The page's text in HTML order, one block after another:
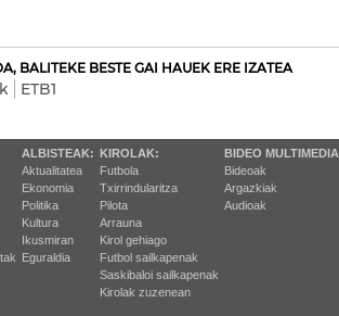
BALITEKE BESTE GAI HAUEK ERE IZATEA
ETB1
ALBISTEAK:
Aktualitatea
Ekonomia
Politika
Kultura
Ikusmiran
Eguraldia
KIROLAK:
Futbola
Txirrindularitza
Pilota
Arrauna
Kirol gehiago
Futbol sailkapenak
Saskibaloi sailkapenak
Kirolak zuzenean
BIDEO MULTIMEDIA
Bideoak
Argazkiak
Audioak